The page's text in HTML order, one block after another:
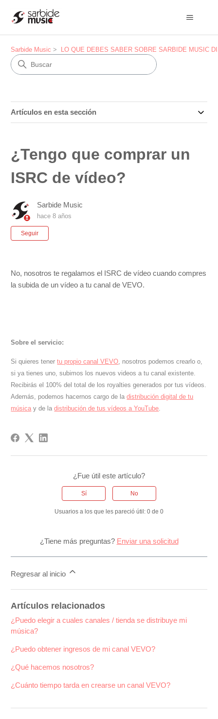
Sarbide Music LO QUE DEBES SABER SOBRE SARBIDE MUSIC
Artículos en esta sección
¿Tengo que comprar un
ISRC de vídeo?
Sarbide Music
hace 8 años
Seguir
No, nosotros te regalamos el ISRC de vídeo cuando compres
la subida de un vídeo a tu canal de VEVO.
Sobre el servicio:
Si quieres tenertu propio canal VEVO, nosotros podemos crearlo o,
si ya tienes uno, subimos los nuevos videos a tu canal existente.
Recibirás el 100% del total de los royalties generados por tus vídeos.
Además, podemos hacernos cargo de ladistribución digital de tu
música y de ladistribución de tus vídeos a YouTube.
¿Fue útil este artículo?
Sí No
Usuarios a los que les pareció útil: 0 de 0
¿Tiene más preguntas? Enviar una solicitud
Regresar al inicio
Artículos relacionados
¿Puedo elegir a cuales canales / tienda se distribuye mi
música?
¿Puedo obtener ingresos de mi canal VEVO?
¿Qué hacemos nosotros?
¿Cuánto tiempo tarda en crearse un canal VEVO?